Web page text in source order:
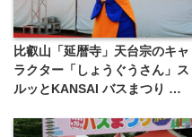
比叡山「延暦寺」天台宗のキャ
ラクター「しょうぐうさん」ス
ルッとKANSAI バスまつり 京